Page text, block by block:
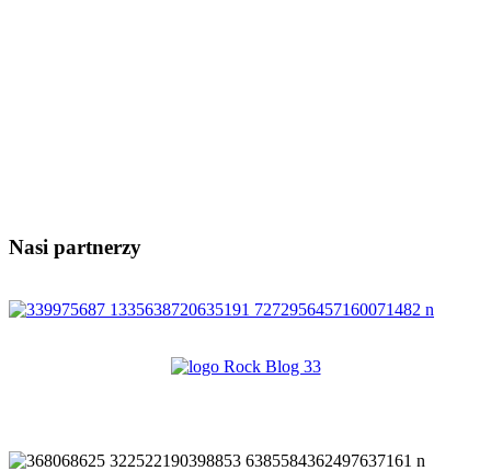
Nasi partnerzy